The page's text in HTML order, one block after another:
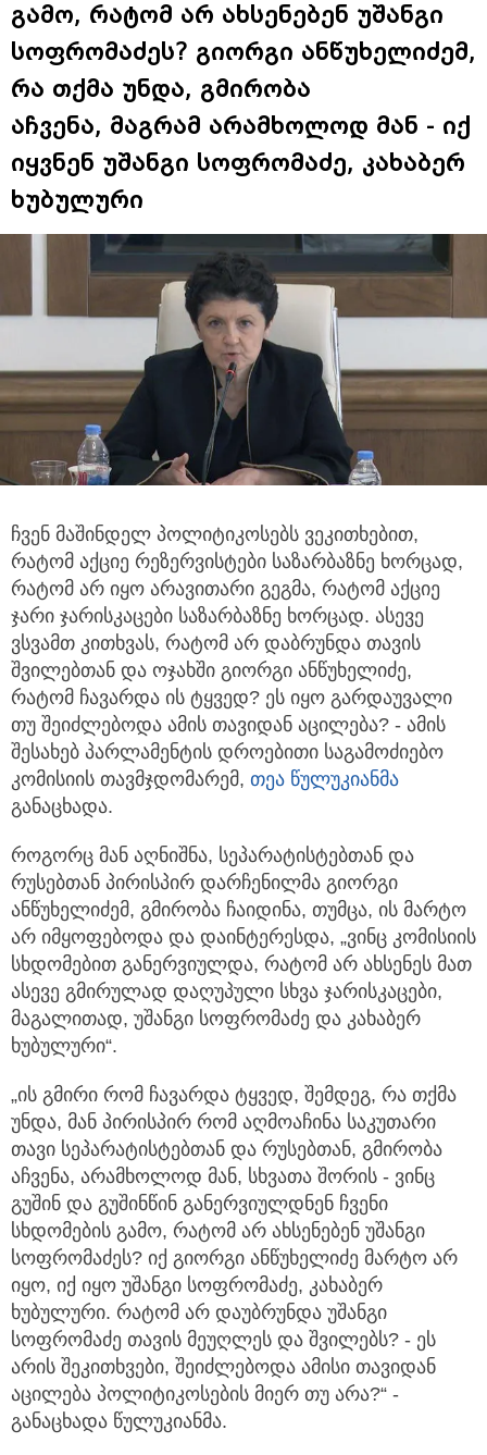
გამო, რატომ არ ახსენებენ უშანგი
სოფრომაძეს? გიორგი ანწუხელიძემ,
რა თქმა უნდა, გმირობა
აჩვენა, მაგრამ არამხოლოდ მან - იქ
იყვნენ უშანგი სოფრომაძე, კახაბერ
ხუბულური
ჩვენ მაშინდელ პოლიტიკოსებს ვეკითხებით,
რატომ აქციე რეზერვისტები საზარბაზნე ხორცად,
რატომ არ იყო არავითარი გეგმა, რატომ აქციე
ჯარი ჯარისკაცები საზარბაზნე ხორცად. ასევე
ვსვამთ კითხვას, რატომ არ დაბრუნდა თავის
შვილებთან და ოჯახში გიორგი ანწუხელიძე,
რატომ ჩავარდა ის ტყვედ? ეს იყო გარდაუვალი
თუ შეიძლებოდა ამის თავიდან აცილება? - ამის
შესახებ პარლამენტის დროებითი საგამოძიებო
კომისიის თავმჯდომარემ, თეა წულუკიანმა
განაცხადა.
როგორც მან აღნიშნა, სეპარატისტებთან და
რუსებთან პირისპირ დარჩენილმა გიორგი
ანწუხელიძემ, გმირობა ჩაიდინა, თუმცა, ის მარტო
არ იმყოფებოდა და დაინტერესდა, „ვინც კომისიის
სხდომებით განერვიულდა, რატომ არ ახსენეს მათ
ასევე გმირულად დაღუპული სხვა ჯარისკაცები,
მაგალითად, უშანგი სოფრომაძე და კახაბერ
ხუბულური“.
„ის გმირი რომ ჩავარდა ტყვედ, შემდეგ, რა თქმა
უნდა, მან პირისპირ რომ აღმოაჩინა საკუთარი
თავი სეპარატისტებთან და რუსებთან, გმირობა
აჩვენა, არამხოლოდ მან, სხვათა შორის - ვინც
გუშინ და გუშინწინ განერვიულდნენ ჩვენი
სხდომების გამო, რატომ არ ახსენებენ უშანგი
სოფრომაძეს? იქ გიორგი ანწუხელიძე მარტო არ
იყო, იქ იყო უშანგი სოფრომაძე, კახაბერ
ხუბულური. რატომ არ დაუბრუნდა უშანგი
სოფრომაძე თავის მეუღლეს და შვილებს? - ეს
არის შეკითხვები, შეიძლებოდა ამისი თავიდან
აცილება პოლიტიკოსების მიერ თუ არა?“ -
განაცხადა წულუკიანმა.